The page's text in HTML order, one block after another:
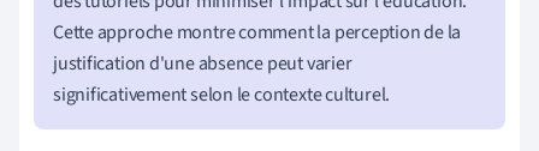
Cette approche montre comment la perception de la
justification d'une absence peut varier
significativement selon le contexte culturel.